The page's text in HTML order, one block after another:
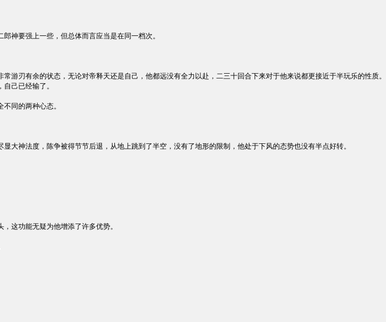
神要强上一些，但总体而言应当是在同一档次。
刃有余的状态，无论对帝释天还是自己，他都远没有全力以赴，二三十回合下来对于他来说都更接近于半玩乐的性质。
己已经输了。
同的两种心态。
神法度，陈争被得节节后退，从地上跳到了半空，没有了地形的限制，他处于下风的态势也没有半点好转。
这功能无疑为他增添了许多优势。